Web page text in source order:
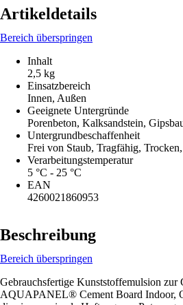
Artikeldetails
Bereich überspringen
Inhalt
2,5 kg
Einsatzbereich
Innen, Außen
Geeignete Untergründe
Porenbeton, Kalksandstein,
Untergrundbeschaffenheit
Frei von Staub, Tragfähig,
Verarbeitungstemperatur
5 °C - 25 °C
EAN
4260021860953
Beschreibung
Bereich überspringen
Gebrauchsfertige Kunststoffemulsion zur
AQUAPANEL® Cement Board Indoor,